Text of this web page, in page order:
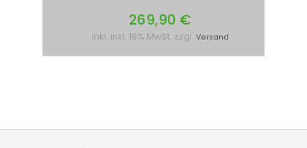
269,90 €
inkl. inkl. 19% MwSt. zzgl. Versand